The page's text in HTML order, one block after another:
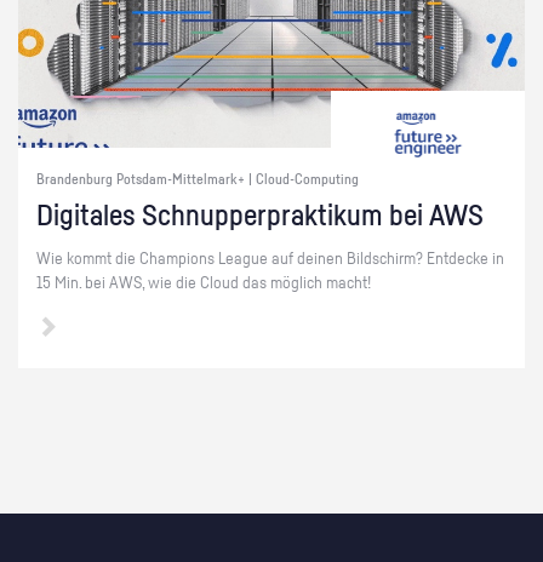
Brandenburg Potsdam-Mittelmark+ | Cloud-Computing
Di­gi­ta­les Schnup­per­prak­ti­kum bei AWS
Wie kommt die Cham­pi­ons Le­ague auf dei­nen Bild­schirm? Ent­de­cke in
15 Min. bei AWS, wie die Cloud das mög­lich macht!